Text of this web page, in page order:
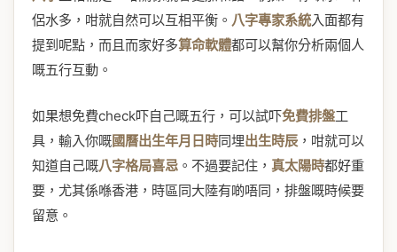
侶水多，咁就自然可以互相平衡。 八字專家系統入面都有
提到呢點，而且而家好多算命軟體都可以幫你分析兩個人
嘅五行互動。
如果想免費check吓自己嘅五行，可以試吓免費排盤工
具，輸入你嘅國曆出生年月日時同埋出生時辰 ，咁就可以
知道自己嘅八字格局喜忌 。不過要記住， 真太陽時都好重
要，尤其係喺香港，時區同大陸有啲唔同，排盤嘅時候要
留意。